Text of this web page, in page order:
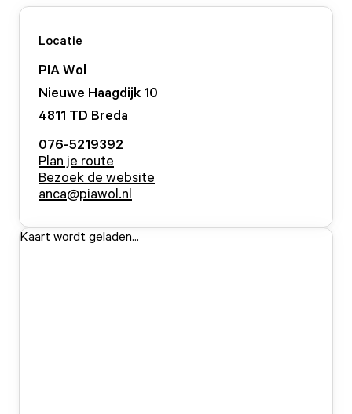
Locatie
PIA Wol
Nieuwe Haagdijk 10
4811 TD Breda
076-5219392
Plan je route
Bezoek de website
anca@piawol.nl
Kaart wordt geladen...